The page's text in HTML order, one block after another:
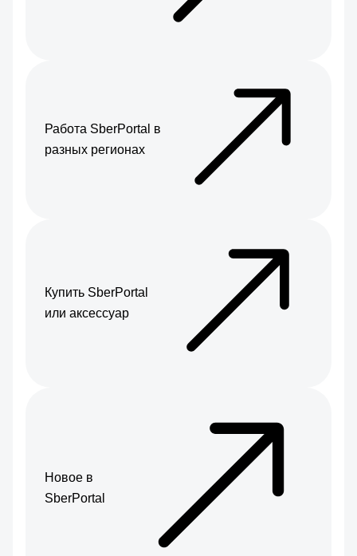
Работа SberPortal в
разных регионах
Купить SberPortal
или аксессуар
Новое в
SberPortal